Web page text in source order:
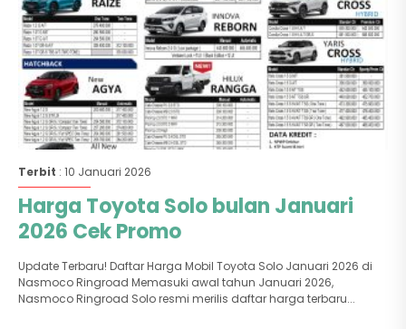
Terbit : 10 Januari 2026
Harga Toyota Solo bulan Januari
2026 Cek Promo
Update Terbaru! Daftar Harga Mobil Toyota Solo Januari 2026 di
Nasmoco Ringroad Memasuki awal tahun Januari 2026,
Nasmoco Ringroad Solo resmi merilis daftar harga terbaru...